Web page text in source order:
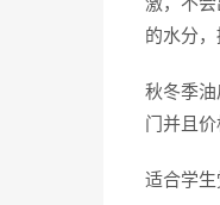
激，不
的水分，
秋冬季
门并且
适合学生